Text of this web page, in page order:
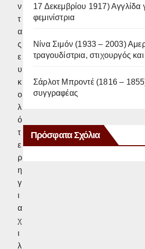
ν
τ
α
ς
ε
υ
κ
ο
λ
ό
τ
ε
ρ
η
γ
ι
α
χ
ι
λ
17 Δεκεμβρίου 1917) Αγγλίδα
φεμινίστρια
Νίνα Σιμόν (1933 – 2003)
τραγουδίστρια, στιχουργός και
Σάρλοτ Μπροντέ (1816 –
συγγραφέας
Πρόσφατα Σχόλια